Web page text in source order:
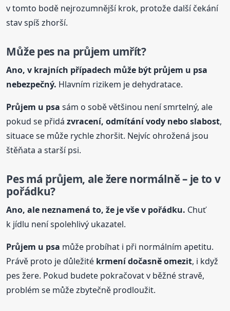
v tomto bodě nejrozumnější krok, protože další čekání
stav spíš zhorší.
Může pes na průjem umřít?
Ano, v krajních případech může být průjem u psa
nebezpečný. Hlavním rizikem je dehydratace.
Průjem u psa sám o sobě většinou není smrtelný, ale
pokud se přidázvracení, odmítání vody nebo slabost,
situace se může rychle zhoršit. Nejvíc ohrožená jsou
štěňata a starší psi.
Pes má průjem, ale žere normálně – je to v
pořádku?
Ano, ale neznamená to, že je vše v pořádku. Chuť
k jídlu není spolehlivý ukazatel.
Průjem u psa může probíhat i při normálním apetitu.
Právě proto je důležité krmení dočasně omezit, i když
pes žere. Pokud budete pokračovat v běžné stravě,
problém se může zbytečně prodloužit.